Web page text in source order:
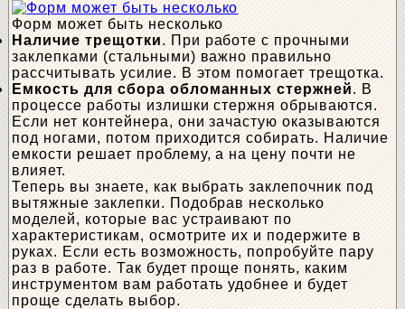
Форм может быть несколько
Наличие трещотки. При работе с прочными
заклепками (стальными) важно правильно
рассчитывать усилие. В этом помогает трещотка.
Емкость для сбора обломанных стержней. В
процессе работы излишки стержня обрываются.
Если нет контейнера, они зачастую оказываются
под ногами, потом приходится собирать. Наличие
емкости решает проблему, а на цену почти не
влияет.
Теперь вы знаете, как выбрать заклепочник под
вытяжные заклепки. Подобрав несколько
моделей, которые вас устраивают по
характеристикам, осмотрите их и подержите в
руках. Если есть возможность, попробуйте пару
раз в работе. Так будет проще понять, каким
инструментом вам работать удобнее и будет
проще сделать выбор.